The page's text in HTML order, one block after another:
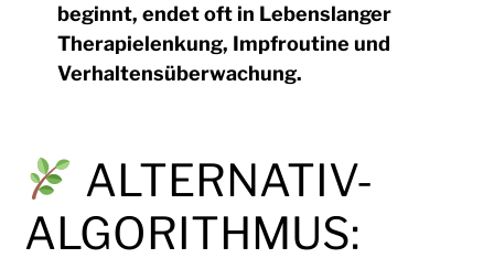
beginnt, endet oft in Lebenslanger
Therapielenkung, Impfroutine und
Verhaltensüberwachung.
ALTERNATIV-
ALGORITHMUS: